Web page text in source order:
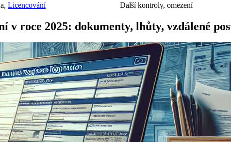
Licencování Další kontroly, omezení
v roce 2025: dokumenty, lhůty, vzdálené